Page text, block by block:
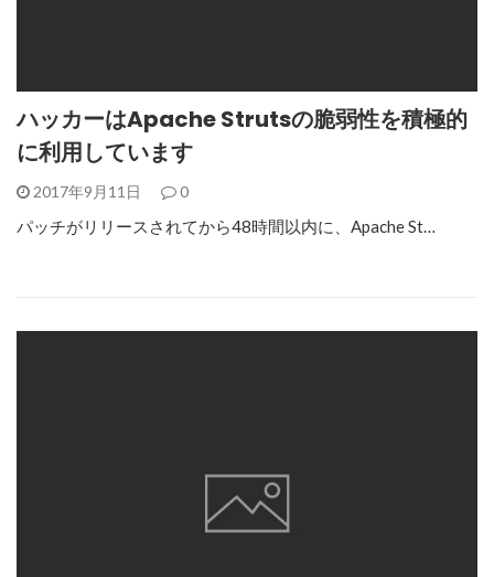
ハッカーはApache Strutsの脆弱性を積極的
に利用しています
2017年9月11日 0
パッチがリリースされてから48時間以内に、Apache St…